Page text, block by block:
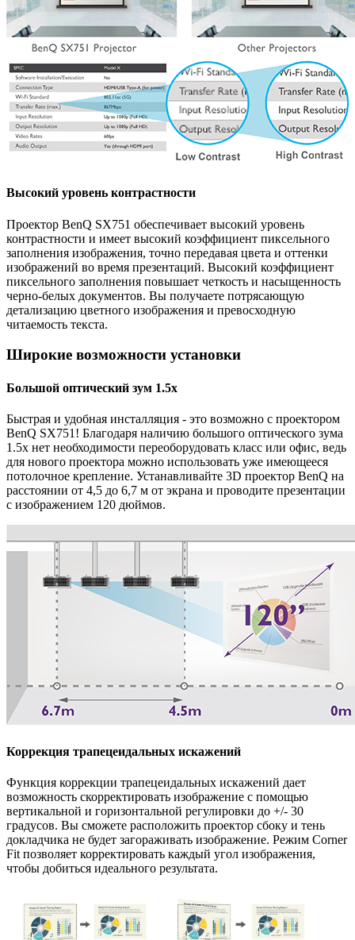
Высокий уровень контрастности
Проектор BenQ SX751 обеспечивает высокий уровень
контрастности и имеет высокий коэффициент пиксельного
заполнения изображения, точно передавая цвета и оттенки
изображений во время презентаций. Высокий коэффициент
пиксельного заполнения повышает четкость и насыщенность
черно-белых документов. Вы получаете потрясающую
детализацию цветного изображения и превосходную
читаемость текста.
Широкие возможности установки
Большой оптический зум 1.5x
Быстрая и удобная инсталляция - это возможно с проектором
BenQ SX751! Благодаря наличию большого оптического зума
1.5x нет необходимости переоборудовать класс или офис, ведь
для нового проектора можно использовать уже имеющееся
потолочное крепление. Устанавливайте 3D проектор BenQ на
расстоянии от 4,5 до 6,7 м от экрана и проводите презентации
с изображением 120 дюймов.
Коррекция трапецеидальных искажений
Функция коррекции трапецеидальных искажений дает
возможность скорректировать изображение с помощью
вертикальной и горизонтальной регулировки до +/- 30
градусов. Вы сможете расположить проектор сбоку и тень
докладчика не будет загораживать изображение. Режим Corner
Fit позволяет корректировать каждый угол изображения,
чтобы добиться идеального результата.